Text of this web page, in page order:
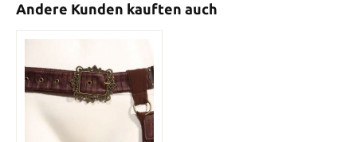
Andere Kunden kauften auch